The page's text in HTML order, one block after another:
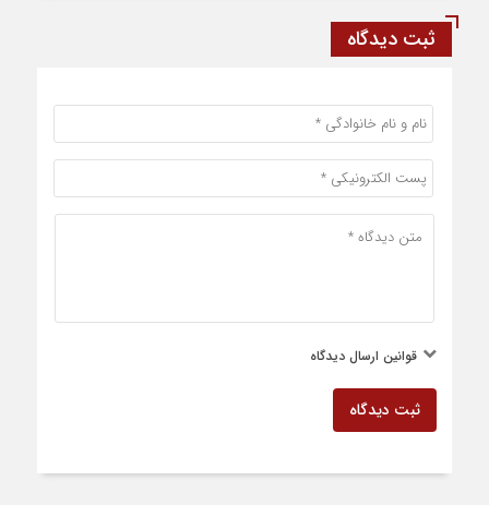
ثبت دیدگاه
قوانین ارسال دیدگاه
ثبت دیدگاه